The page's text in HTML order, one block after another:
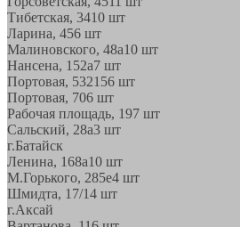
Тибетская, 3410 шт
Ларина, 456 шт
Малиновского, 48а10 шт
Нансена, 152а7 шт
Портовая, 532156 шт
Портовая, 706 шт
Рабочая площадь, 197 шт
Сальский, 28a3 шт
г.Батайск
Ленина, 168а10 шт
М.Горького, 285е4 шт
Шмидта, 17/14 шт
г.Аксай